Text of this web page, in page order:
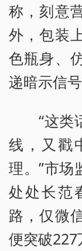
称，刻意
外，包装
色瓶身、
递暗示信号
“这类话
线，又戳
理。”市场
处处长范
路，仅微
便突破